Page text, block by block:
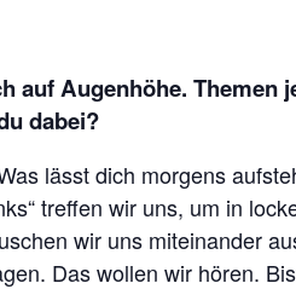
auf Augenhöhe. Themen
dabei?
lässt dich morgens
treffen wir uns, um in
wir uns miteinander
Das wollen wir hören.